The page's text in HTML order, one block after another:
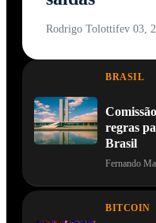
Rodrigo Tolottifev 03,
BRASIL
regras
Brasil
Fernando
BITCOIN